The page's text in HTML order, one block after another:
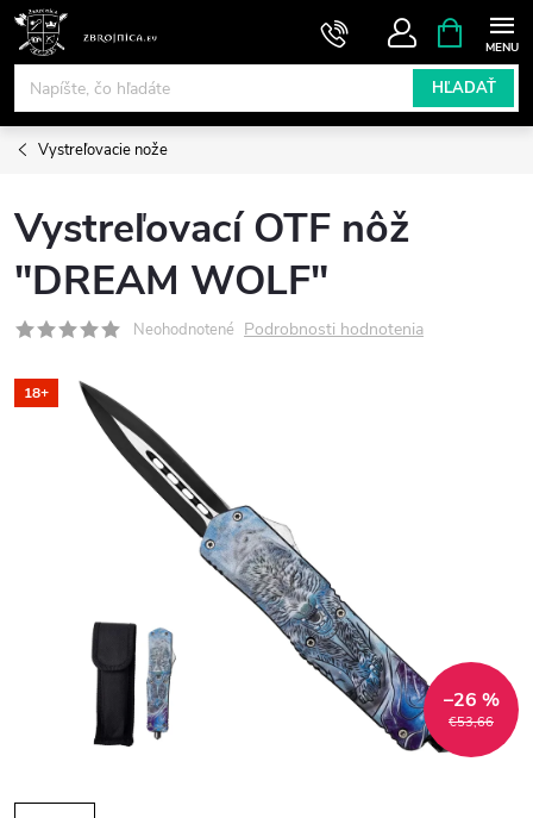
Prejsť
obsah
HĽADAŤ
KOŠÍK
Vystreľovacie nože
Vystreľovací OTF nôž
"DREAM WOLF"
Neohodnotené Podrobnosti hodnotenia
18+
€53,66
–26 %